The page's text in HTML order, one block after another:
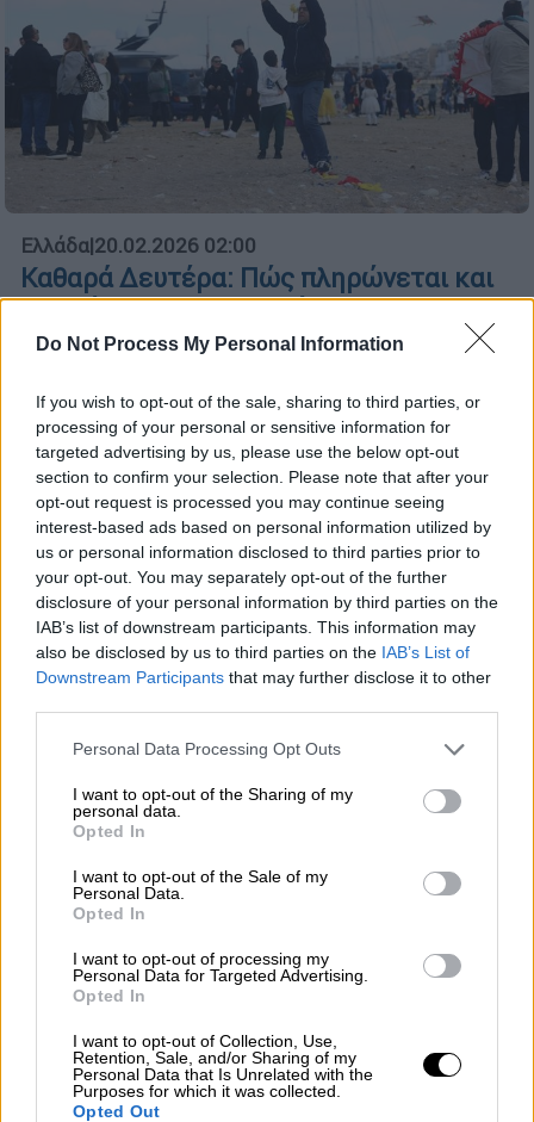
Do Not Process My Personal Information
If you wish to opt-out of the sale, sharing to third parties, or
processing of your personal or sensitive information for
targeted advertising by us, please use the below opt-out
section to confirm your selection. Please note that after your
opt-out request is processed you may continue seeing
interest-based ads based on personal information utilized by
us or personal information disclosed to third parties prior to
your opt-out. You may separately opt-out of the further
disclosure of your personal information by third parties on the
IAB’s list of downstream participants. This information may
also be disclosed by us to third parties on the IAB’s List of
Downstream Participants that may further disclose it to other
Please note that this website/app uses one or more Google
not limited to your visit or usage behaviour. You may click to
grant or deny consent to Google and its third-party tags to
use your data for below specified purposes in below Google
consent section.
Personal Data Processing Opt Outs
I want to opt-out of the Sharing of my
personal data.
Opted In
I want to opt-out of the Sale of my
Personal Data.
Opted In
I want to opt-out of processing my
Personal Data for Targeted Advertising.
Opted In
I want to opt-out of Collection, Use,
Retention, Sale, and/or Sharing of my
Personal Data that Is Unrelated with the
Purposes for which it was collected.
Opted Out
Ελλάδα|20.02.2026 02:00
Καθαρά Δευτέρα: Πώς πληρώνεται και
τι ισχύει για το ημερομίσθιο
Ποιες αργίες ακολουθούν
Ελλάδα|17.02.2026 04:00
Καθαρά Δευτέρα 2026: Πλησιάζει η
Πότε ξεκινάει η μεγάλη νηστεία της
Σαρακοστής